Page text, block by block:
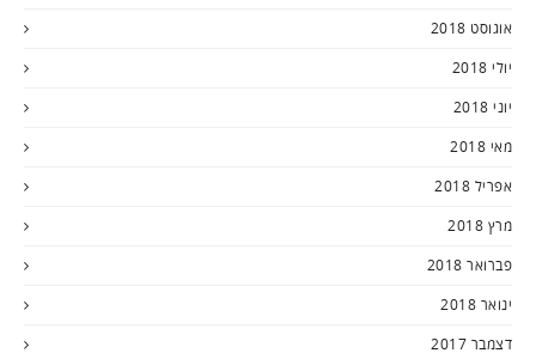
אוגוסט 2018
יולי 2018
יוני 2018
מאי 2018
אפריל 2018
מרץ 2018
פברואר 2018
ינואר 2018
דצמבר 2017